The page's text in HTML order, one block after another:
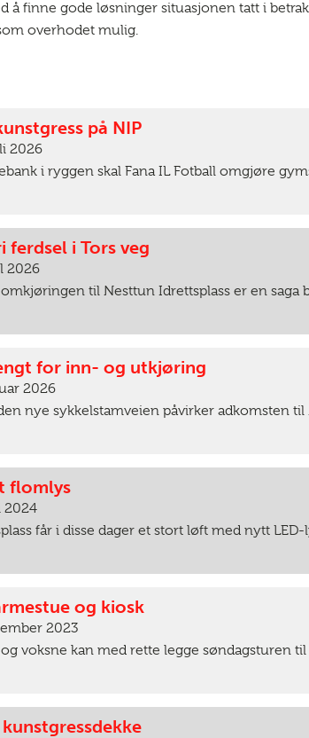
å finne gode løsninger situasjonen tatt i
overhodet mulig.
på NIP
2026
i ryggen skal Fana IL Fotball omgjøre
ferdsel i Tors veg
2026
til Nesttun Idrettsplass er en saga
for inn- og utkjøring
2026
nye sykkelstamveien påvirker adkomsten
flomlys
2024
får i disse dager et stort løft med nytt LED-
og kiosk
2023
voksne kan med rette legge søndagsturen